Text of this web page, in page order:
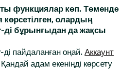
функциялар көп. Төменде
олардың
ді бұрынғыдан да жақсы
ді пайдаланған оңай. Аккаунт
адам екеніңді көрсету